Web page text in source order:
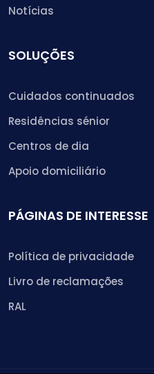
Notícias
SOLUÇÕES
Cuidados continuados
Residências sénior
Centros de dia
Apoio domiciliário
PÁGINAS DE INTERESSE
Política de privacidade
Livro de reclamações
RAL